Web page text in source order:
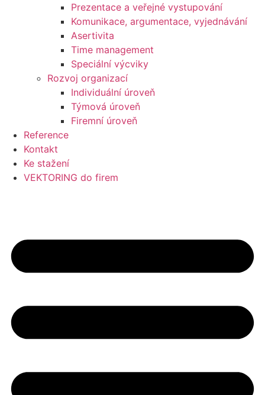
Prezentace a veřejné vystupování
Komunikace, argumentace, vyjednávání
Asertivita
Time management
Speciální výcviky
Rozvoj organizací
Individuální úroveň
Týmová úroveň
Firemní úroveň
Reference
Kontakt
Ke stažení
VEKTORING do firem